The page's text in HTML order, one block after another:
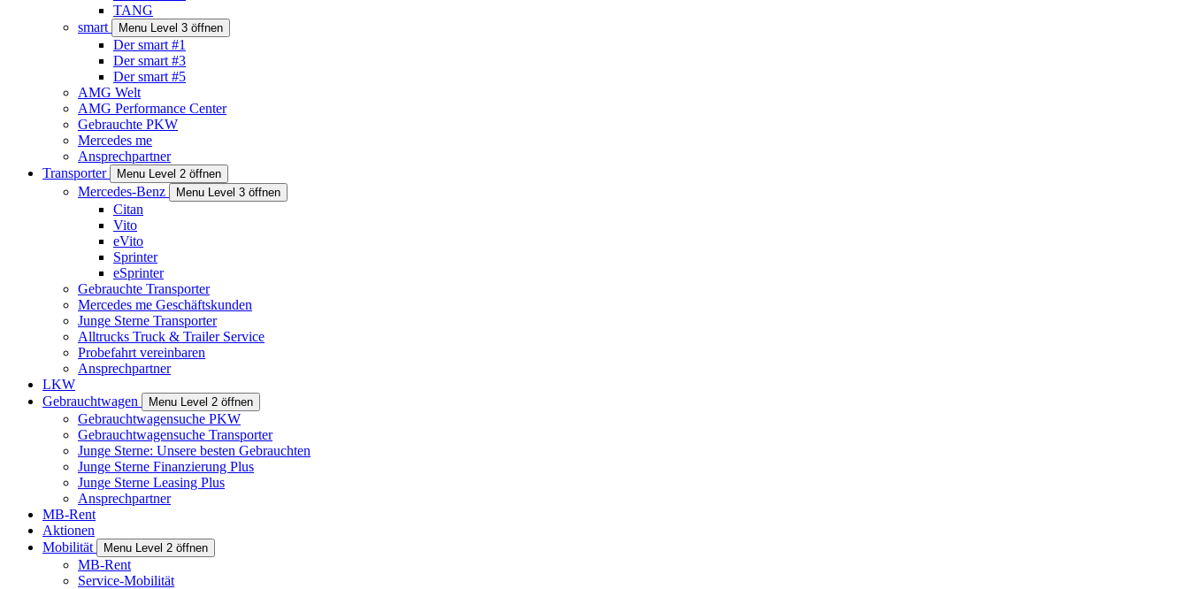
TANG
smart
Menu Level 3 öffnen
Der smart #1
Der smart #3
Der smart #5
AMG Welt
AMG Performance Center
Gebrauchte PKW
Mercedes me
Ansprechpartner
Transporter
Menu Level 2 öffnen
Mercedes-Benz Menu Level 3 öffnen
Citan
Vito
eVito
Sprinter
eSprinter
Gebrauchte Transporter
Mercedes me Geschäftskunden
Junge Sterne Transporter
Alltrucks Truck & Trailer Service
Probefahrt vereinbaren
Ansprechpartner
LKW
Gebrauchtwagen
Menu Level 2 öffnen
Gebrauchtwagensuche PKW
Gebrauchtwagensuche Transporter
Junge Sterne: Unsere besten Gebrauchten
Junge Sterne Finanzierung Plus
Junge Sterne Leasing Plus
Ansprechpartner
MB-Rent
Aktionen
Mobilität
Menu Level 2 öffnen
MB-Rent
Service-Mobilität